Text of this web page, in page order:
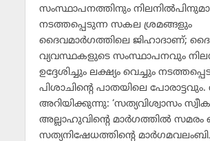
സംസ്ഥാപനത്തിനും
നടത്തപ്പെടുന്ന സകല ശ്രമങ്ങളും
ദൈവമാര്‍ഗത്തിലെ ജിഹാദാണ്;
വ്യവസ്ഥകളുടെ സംസ്ഥാപനവും
ഉദ്ദേശിച്ചും ലക്ഷ്യം വെച്ചും
പിശാചിന്റെ പാതയിലെ
അറിയിക്കുന്നു: ‘സത്യവിശ്വാസം
അല്ലാഹുവിന്റെ മാര്‍ഗത്തില്‍ സമരം
സത്യനിഷേധത്തിന്റെ